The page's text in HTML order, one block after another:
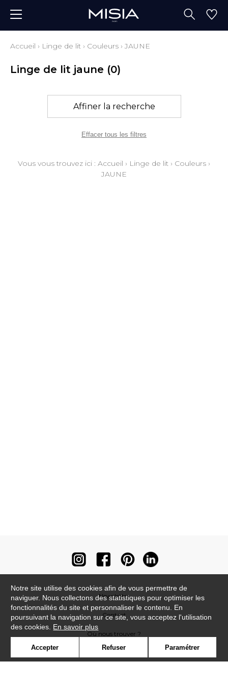
Accueil › Linge de lit › Couleurs › JAUNE
Linge de lit jaune (0)
Affiner la recherche
Effacer tous les filtres
Vous vous trouvez ici : Accueil › Linge de lit › Couleurs ›
JAUNE
Newsletter
Contact
Où nous trouver ?
Notre site utilise des cookies afin de vous permettre de
naviguer. Nous collectons des statistiques pour optimiser les
fonctionnalités du site et personnaliser le contenu. En
poursuivant la navigation sur ce site, vous acceptez l'utilisation
des cookies. En savoir plus
Accepter Refuser Paramétrer